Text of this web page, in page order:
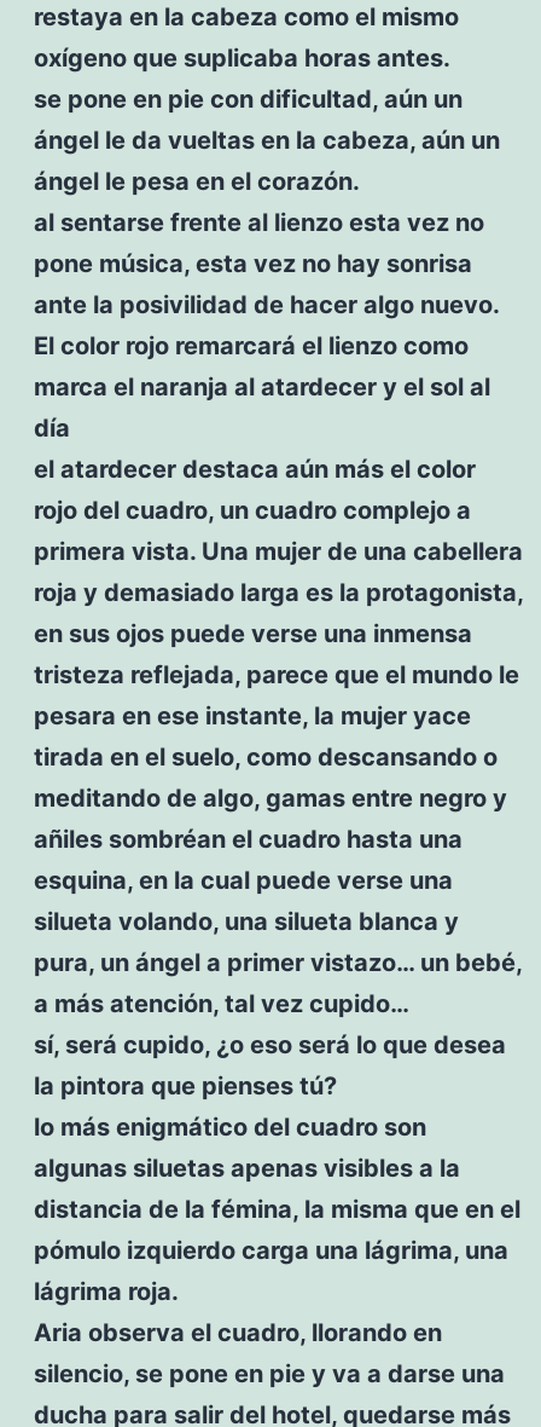
restaya en la cabeza como el mismo
oxígeno que suplicaba horas antes.
se pone en pie con dificultad, aún un
ángel le da vueltas en la cabeza, aún un
ángel le pesa en el corazón.
al sentarse frente al lienzo esta vez no
pone música, esta vez no hay sonrisa
ante la posivilidad de hacer algo nuevo.
El color rojo remarcará el lienzo como
marca el naranja al atardecer y el sol al
día
el atardecer destaca aún más el color
rojo del cuadro, un cuadro complejo a
primera vista. Una mujer de una cabellera
roja y demasiado larga es la protagonista,
en sus ojos puede verse una inmensa
tristeza reflejada, parece que el mundo le
pesara en ese instante, la mujer yace
tirada en el suelo, como descansando o
meditando de algo, gamas entre negro y
añiles sombréan el cuadro hasta una
esquina, en la cual puede verse una
silueta volando, una silueta blanca y
pura, un ángel a primer vistazo… un bebé,
a más atención, tal vez cupido…
sí, será cupido, ¿o eso será lo que desea
la pintora que pienses tú?
lo más enigmático del cuadro son
algunas siluetas apenas visibles a la
distancia de la fémina, la misma que en el
pómulo izquierdo carga una lágrima, una
lágrima roja.
Aria observa el cuadro, llorando en
silencio, se pone en pie y va a darse una
ducha para salir del hotel, quedarse más